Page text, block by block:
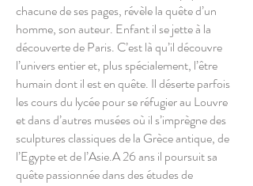
chacune de ses pages, révèle la quête d’un
homme, son auteur. Enfant il se jette à la
découverte de Paris. C’est là qu’il découvre
l’univers entier et, plus spécialement, l’être
humain dont il est en quête. Il déserte parfois
les cours du lycée pour se réfugier au Louvre
et dans d’autres musées où il s’imprègne des
sculptures classiques de la Grèce antique, de
l’Egypte et de l’Asie.A 26 ans il poursuit sa
quête passionnée dans des études de